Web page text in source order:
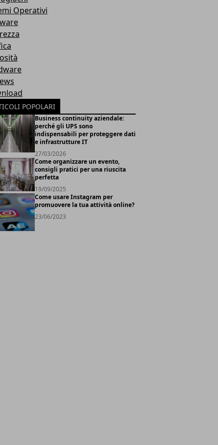
Operativi
POPOLARI
Business continuity aziendale:
perché gli UPS sono
indispensabili per proteggere dati
e infrastrutture IT
27/03/2026
Come organizzare un evento,
consigli pratici per una riuscita
perfetta
19/09/2025
Come usare Instagram per
promuovere la tua attività online?
23/06/2023